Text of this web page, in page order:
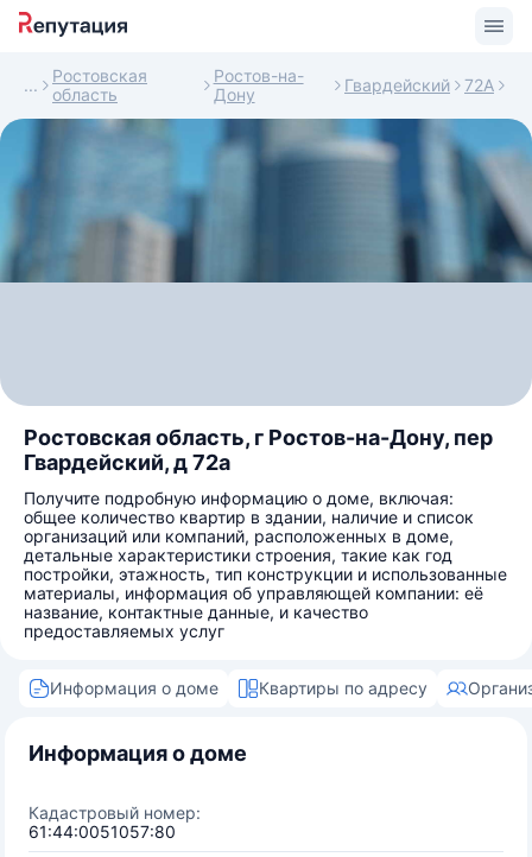
Ростовская
область
Ростов-на-
Дону
Гвардейский 72А
Ростовская область, г Ростов-на-Дону, пер
Гвардейский, д 72а
Получите подробную информацию о доме, включая:
общее количество квартир в здании, наличие и список
организаций или компаний, расположенных в доме,
детальные характеристики строения, такие как год
постройки, этажность, тип конструкции и использованные
материалы, информация об управляющей компании: её
название, контактные данные, и качество
предоставляемых услуг
Информация о доме Квартиры по адресу
Информация о доме
Кадастровый номер:
61:44:0051057:80